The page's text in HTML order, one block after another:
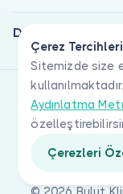
Çerez
Sitemizde size
Aydınlatma
Çerezleri
Doktorlar için